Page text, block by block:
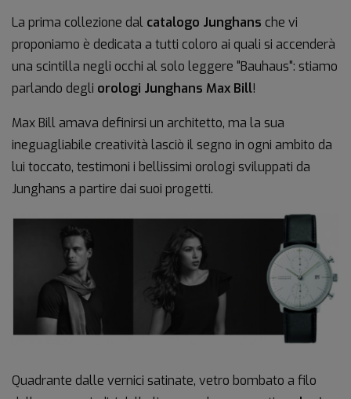
La prima collezione dal catalogo Junghans che vi
proponiamo è dedicata a tutti coloro ai quali si accenderà
una scintilla negli occhi al solo leggere "Bauhaus": stiamo
parlando degli orologi Junghans Max Bill!
Max Bill amava definirsi un architetto, ma la sua
ineguagliabile creatività lasciò il segno in ogni ambito da
lui toccato, testimoni i bellissimi orologi sviluppati da
Junghans a partire dai suoi progetti.
Quadrante dalle vernici satinate, vetro bombato a filo